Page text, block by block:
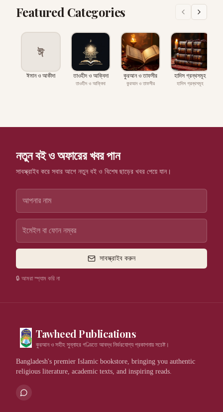
Featured Categories
ঈ
ঈমান ও আকীদা তাওহীদ ও আক্বিদা
তাওহীদ ও আক্বিদা
কুরআন ও তাফসীর
কুরআন ও তাফসীর
হাদিস গ্রন্থসমূহ
হাদিস গ্রন্থসমূহ
নতুন বই ও অফারের খবর পান
সাবস্ক্রাইব করে সবার আগে নতুন বই ও বিশেষ ছাড়ের খবর পেয়ে যান।
সাবস্ক্রাইব করুন
🔒 আমরা স্প্যাম করি না
Tawheed Publications
কুরআন ও সহীহ সুন্নাহর গণ্ডিতে আবদ্ধ নির্ভরযোগ্য প্রকাশনায় সচেষ্ট।
Bangladesh's premier Islamic bookstore, bringing you authentic
religious literature, academic texts, and inspiring reads.